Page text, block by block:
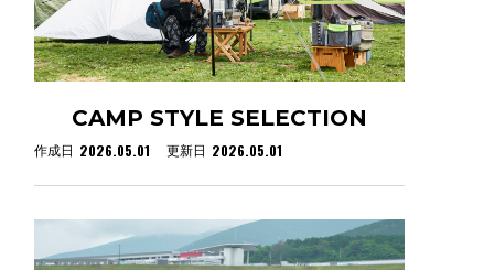
CAMP STYLE SELECTION
作成日 2026.05.01 更新日 2026.05.01